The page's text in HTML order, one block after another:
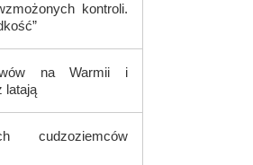
kontroli.
na Warmii i
latają
cudzoziemców